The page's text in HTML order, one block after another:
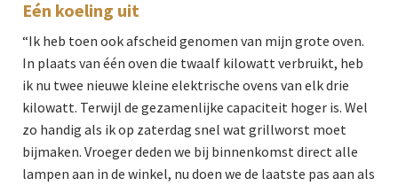
Eén koeling uit
“Ik heb toen ook afscheid genomen van mijn grote oven.
In plaats van één oven die twaalf kilowatt verbruikt, heb
ik nu twee nieuwe kleine elektrische ovens van elk drie
kilowatt. Terwijl de gezamenlijke capaciteit hoger is. Wel
zo handig als ik op zaterdag snel wat grillworst moet
bijmaken. Vroeger deden we bij binnenkomst direct alle
lampen aan in de winkel, nu doen we de laatste pas aan als